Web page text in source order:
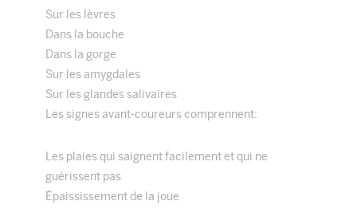
Sur les lèvres
Dans la bouche
Dans la gorge
Sur les amygdales
Sur les glandes salivaires
Les signes avant-coureurs comprennent:
Les plaies qui saignent facilement et qui ne
guérissent pas
Épaississement de la joue